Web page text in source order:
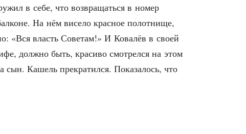
в себе, что воз­вра­щать­ся в номер
На нём висе­ло крас­ное полот­ни­ще,
«Вся власть Сове­там!» И Кова­лёв в сво­ей
долж­но быть, кра­си­во смот­рел­ся на этом
Кашель пре­кра­тил­ся. Пока­за­лось, что